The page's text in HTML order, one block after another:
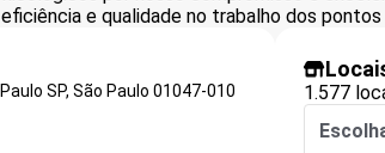
e qualidade no trabalho dos
SP, São Paulo 01047-010
1.577